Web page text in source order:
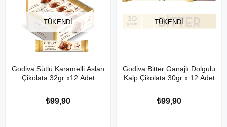
TÜKENDI
Godiva Sütlü Karamelli Aslan
Çikolata 32gr x12 Adet
₺99,90
TÜKENDI
Godiva Bitter Ganajlı Dolgulu
Kalp Çikolata 30gr x 12 Adet
₺99,90